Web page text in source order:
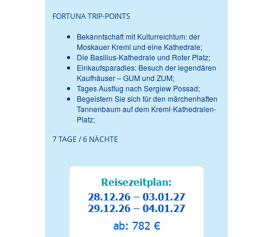
FORTUNA TRIP-POINTS
Bekanntschaft mit Kulturreichtum: der
Moskauer Kreml und eine Kathedrale;
Die Basilius-Kathedrale und Roter Platz;
Einkaufsparadies: Besuch der legendären
Kaufhäuser – GUM und ZUM;
Tages Ausflug nach Sergiew Possad;
Begeistern Sie sich für den märchenhaften
Tannenbaum auf dem Kreml-Kathedralen-
Platz;
7 TAGE / 6 NÄCHTE
Reisezeitplan:
28.12.26 – 03.01.27
29.12.26 – 04.01.27
ab: 782 €